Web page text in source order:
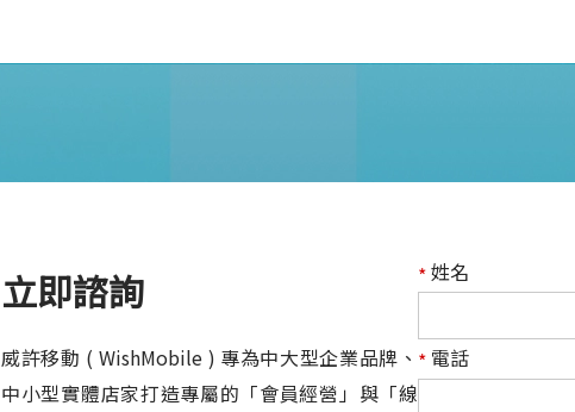
立即諮詢
威許移動 ( WishMobile ) 專為中大型企業品牌、
中小型實體店家打造專屬的「會員經營」與「線
*姓名
* 電話